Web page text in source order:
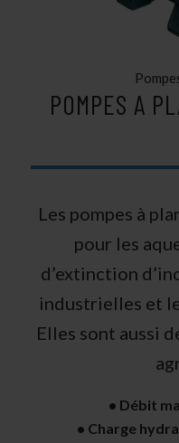
POMPES A
Les pompes à
pour les
d’extinction
industrielles et
Elles sont aussi
• Débit
• Charge